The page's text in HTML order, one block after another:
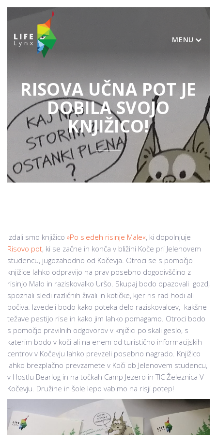
MENU
RISOVA UČNA POT JE
DOBILA SVOJO
KNJIŽICO!
Izdali smo knjižico »Po sledeh risinje Male«, ki dopolnjuje
Risovo pot, ki se začne in konča v bližini Koče pri Jelenovem
studencu, jugozahodno od Kočevja. Otroci se s pomočjo
knjižice lahko odpravijo na prav posebno dogodivščino z
risinjo Malo in raziskovalko Uršo. Skupaj bodo opazovali gozd,
spoznali sledi različnih živali in kotičke, kjer ris rad hodi ali
počiva. Izvedeli bodo kako poteka delo raziskovalcev, kakšne
težave pestijo rise in kako jim lahko pomagamo. Otroci bodo
s pomočjo pravilnih odgovorov v knjižici poiskali geslo, s
katerim bodo v koči ali na enem od turistično informacijskih
centrov v Kočevju lahko prevzeli posebno nagrado. Knjižico
lahko brezplačno prevzamete v Koči ob Jelenovem studencu,
v Hostlu Bearlog in na točkah Camp Jezero in TIC Železnica V
Kočevju. Družine in šole lepo vabimo na risji potep!